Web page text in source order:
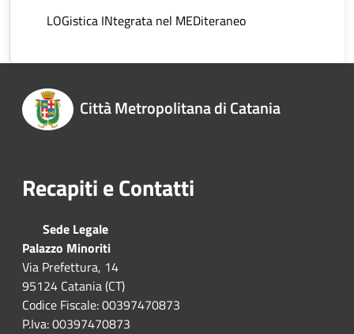
LOGistica INtegrata nel MEDiteraneo
Città Metropolitana di Catania
Recapiti e Contatti
Sede Legale
Palazzo Minoriti
Via Prefettura, 14
95124 Catania (CT)
Codice Fiscale: 00397470873
P.Iva: 00397470873